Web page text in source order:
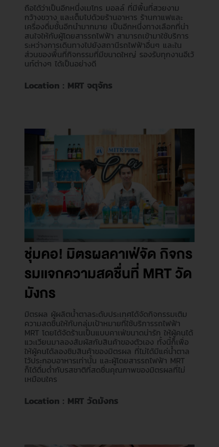
ถือได้ว่าเป็นอีกหนึ่งเมโทร มอลล์ ที่มีพื้นที่สวยงาม
กว้างขวาง และเต็มไปด้วยร้านอาหาร ร้านกาแฟและ
เครื่องดื่มชั้นอีกนำมากมาย เป็นอีกหนึ่งทางเลือกที่น่า
สนใจให้กับผู้โดยสารรถไฟฟ้า สามารถเข้ามาใช้บริการ
ระหว่างการเดินทางไปยังสถานีรถไฟฟ้าอื่นๆ และใน
ส่วนของพื้นที่กิจกรรมที่มีขนาดใหญ่ รองรับทุกงานอีเว้
นท์ต่างๆ ได้เป็นอย่างดี
Location : MRT จตุจักร
ชุ่มคอ! มิตรผลคาเฟ่จัด กิจกร
รมเเจกความสดชื่นที่ MRT วัด
มังกร
มิตรผล ผู้ผลิตน้ำตาลระดับประเทศได้จัดกิจกรรมเติม
ความสดชื่นให้กับกลุ่มเป้าหมายที่ใช้บริการรถไฟฟ้า
MRT โดยได้จัดร้านเป็นแบบคาเฟ่ขนาดน่ารัก ให้ผู้คนได้
แวะเวียนมาลองสัมผัสกับสินค้าของตัวเอง ทั้งนี้ก็เพื่อ
ให้ผู้คนได้ลองชิมสินค้าของมิตรผล ที่ไม่ได้มีแค่น้ำตาล
ไว้ประกอบอาหารเท่านั้น และผู้โดยสารรถไฟฟ้า MRT
ก็ได้ดื่มด่ำกับรสชาติที่สดชื่นคุณภาพของมิตรผลที่ไม่
เหมือนใคร
Location : MRT วัดมังกร